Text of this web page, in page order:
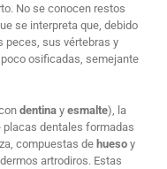
No se conocen restos
se interpreta que, debido
peces, sus vértebras y
osificadas, semejante
dentinay esmalte), la
placas dentales formadas
compuestas de huesoy
artrodiros. Estas